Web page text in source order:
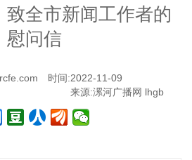
致全市新闻工作者的
慰问信
时间:2022-11-09
来源:漯河广播网 lhgb